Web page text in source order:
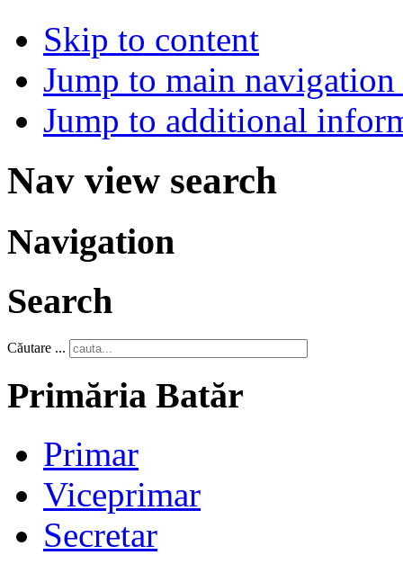
Skip to content
Jump to main
Jump to additional
Nav view search
Navigation
Search
Căutare ...
Primăria Batăr
Primar
Viceprimar
Secretar